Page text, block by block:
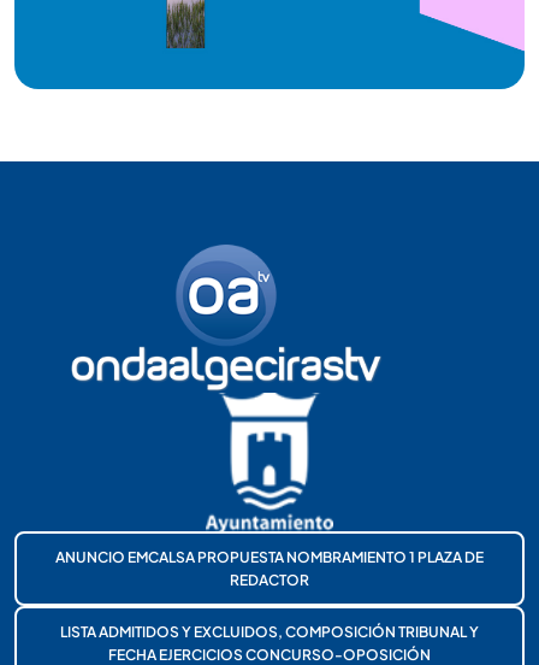
ANUNCIO EMCALSA PROPUESTA NOMBRAMIENTO 1 PLAZA DE
REDACTOR
LISTA ADMITIDOS Y EXCLUIDOS, COMPOSICIÓN TRIBUNAL Y
FECHA EJERCICIOS CONCURSO-OPOSICIÓN